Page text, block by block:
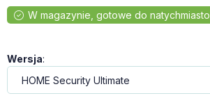
Wersja: